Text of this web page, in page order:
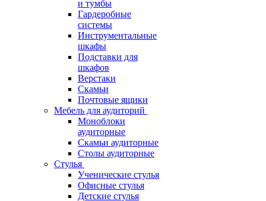
и тумбы
Гардеробные
системы
Инструментальные
шкафы
Подставки для
шкафов
Верстаки
Скамьи
Почтовые ящики
Мебель для аудиторий
Моноблоки
аудиторные
Скамьи аудиторные
Столы аудиторные
Стулья
Ученические стулья
Офисные стулья
Детские стулья